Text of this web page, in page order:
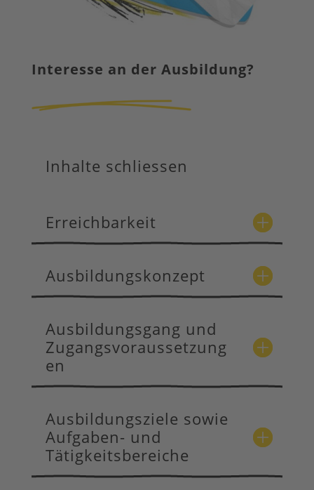
Interesse an der Ausbildung?
Inhalte schliessen
Erreichbarkeit
Ausbildungskonzept
Ausbildungsgang und
Zugangsvoraussetzung
en
Ausbildungsziele sowie
Aufgaben- und
Tätigkeitsbereiche